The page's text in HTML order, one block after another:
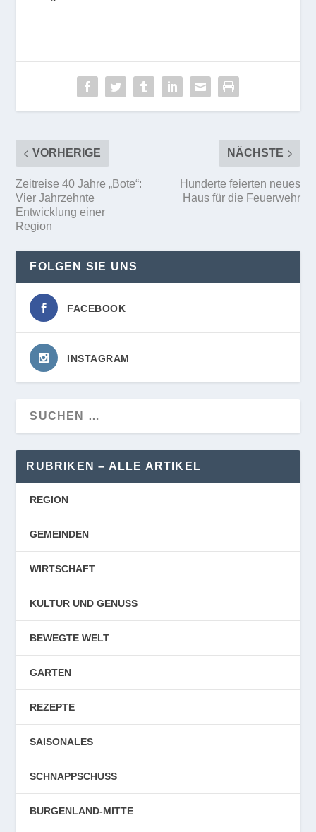
VORHERIGE
Zeitreise 40 Jahre „Bote“:
Vier Jahrzehnte
Entwicklung einer
Region
NÄCHSTE
Hunderte feierten neues
Haus für die Feuerwehr
FOLGEN SIE UNS
FACEBOOK
INSTAGRAM
RUBRIKEN – ALLE ARTIKEL
REGION
GEMEINDEN
WIRTSCHAFT
KULTUR UND GENUSS
BEWEGTE WELT
GARTEN
REZEPTE
SAISONALES
SCHNAPPSCHUSS
BURGENLAND-MITTE